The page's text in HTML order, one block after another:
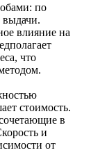
по
выдачи.
влияние на
что
стоимость.
в
и
от